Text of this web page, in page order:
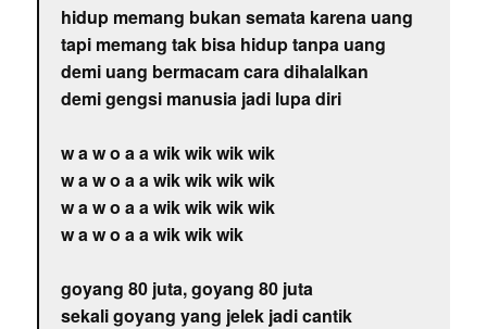
hidup memang bukan semata karena uang
tapi memang tak bisa hidup tanpa uang
demi uang bermacam cara dihalalkan
demi gengsi manusia jadi lupa diri
w a w o a a wik wik wik wik
w a w o a a wik wik wik wik
w a w o a a wik wik wik wik
w a w o a a wik wik wik
goyang 80 juta, goyang 80 juta
sekali goyang yang jelek jadi cantik